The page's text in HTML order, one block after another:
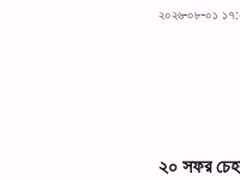
২০২৬-০৮-০১
২০ সফর